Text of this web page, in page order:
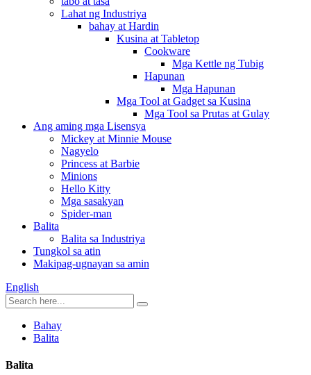
Lahat ng Industriya
bahay at Hardin
Kusina at Tabletop
Cookware
Mga Kettle ng Tubig
Hapunan
Mga Hapunan
Mga Tool at Gadget sa Kusina
Mga Tool sa Prutas at Gulay
Ang aming mga Lisensya
Mickey at Minnie Mouse
Nagyelo
Princess at Barbie
Minions
Hello Kitty
Mga sasakyan
Spider-man
Balita
Balita sa Industriya
Tungkol sa atin
Makipag-ugnayan sa amin
English
Bahay
Balita
Balita